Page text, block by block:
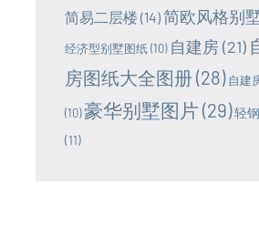
简易二层楼 (14)简欧风格别
经济型别墅图纸(10) 自建房(21)
房图纸大全图册 (28) 自建
(10)豪华别墅图片 (29)轻
(11)